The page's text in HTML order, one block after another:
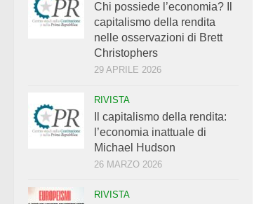
Chi possiede l’economia? Il
capitalismo della rendita
nelle osservazioni di Brett
Christophers
29 APRILE 2026
RIVISTA
Il capitalismo della rendita:
l’economia inattuale di
Michael Hudson
26 MARZO 2026
RIVISTA